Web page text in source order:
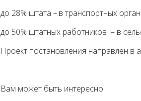
до 28% штата –.в транспортных
до 50% штатных работников – в
Проект постановления направлен в
Вам может быть интересно: